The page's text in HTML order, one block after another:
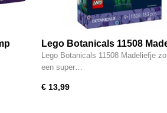
Lego Botanicals 11508
Lego Botanicals 11508 Madeliefje
een super…
€ 13,99